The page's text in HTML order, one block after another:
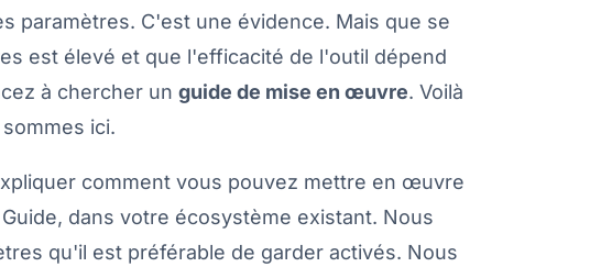
paramètres. C'est une évidence. Mais que se
est élevé et que l'efficacité de l'outil dépend
à chercher unguide de mise en œuvre. Voilà
ici.
comment vous pouvez mettre en œuvre
Guide, dans votre écosystème existant. Nous
qu'il est préférable de garder activés. Nous